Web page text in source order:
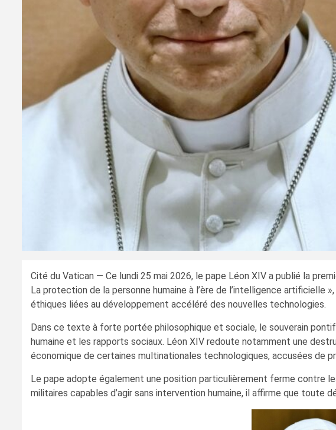
Cité du Vatican — Ce lundi 25 mai 2026, le pape Léon XIV a publié la
La protection de la personne humaine à l’ère de l’intelligence
éthiques liées au développement accéléré des nouvelles technologies.
Dans ce texte à forte portée philosophique et sociale, le souverain
humaine et les rapports sociaux. Léon XIV redoute notamment une
économique de certaines multinationales technologiques, accusées de
Le pape adopte également une position particulièrement ferme contre
militaires capables d’agir sans intervention humaine, il affirme que